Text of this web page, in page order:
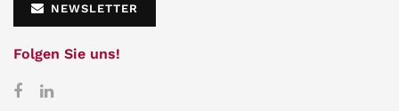
NEWSLETTER
Folgen Sie uns!